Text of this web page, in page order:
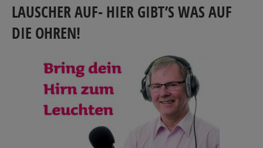
LAUSCHER AUF- HIER GIBT’S WAS AUF
DIE OHREN!